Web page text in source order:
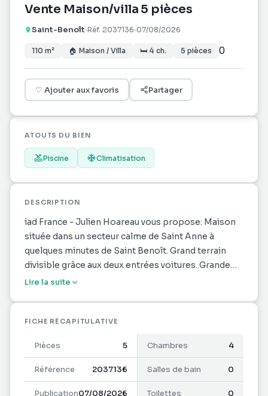
Vente Maison/villa 5 pièces
Saint-Benoît Réf. 2037136 07/08/2026
110 m² 🏠 Maison / Villa 🛏 4 ch. 5 pièces 0
♡ Ajouter aux favoris Partager
ATOUTS DU BIEN
Piscine Climatisation
DESCRIPTION
iad France - Julien Hoareau vous propose: Maison
située dans un secteur calme de Saint Anne à
quelques minutes de Saint Benoît. Grand terrain
divisible grâce aux deux entrées voitures. Grande
piscine dans le jardin. La maison dispose de 4
redonner du cachet à la maison), une grande cuisine
à rafraîchir de 15m2 environ.
Une installation photovoltaïque permets d'avoir
des factures d'électricité très contenus. Un grand
sous sol ouvert est aménageable en cuisine d'été
Lire la suite
FICHE RÉCAPITULATIVE
Pièces 5 Chambres 4
Référence 2037136 Salles de bain 0
Publication07/08/2026 Toilettes 0